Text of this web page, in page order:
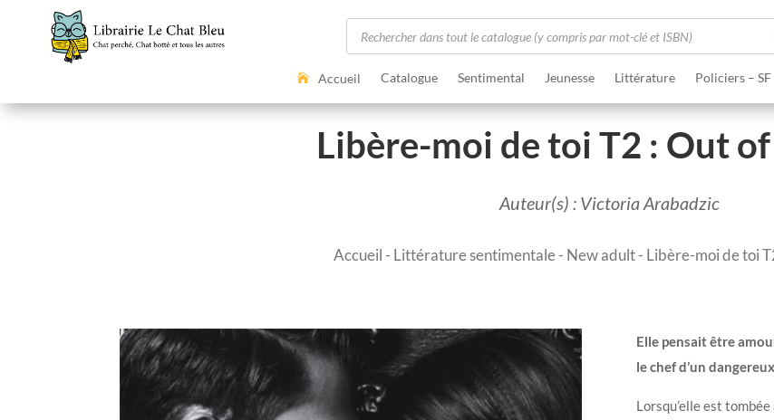
Recherche
de
produits
Accueil
Catalogue Sentimental Jeunesse Littérature Policiers – SF
Libère-moi de toi T2 : Out
Auteur(s) : Victoria Arabadzic
Accueil - Littérature sentimentale- New adult- Libère-moi de toi
Elle pensait être
le chef d’un
Lorsqu’elle est tombée